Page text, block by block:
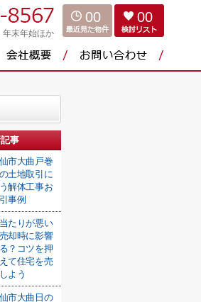
年末年始ほか
00 00
事
市大曲戸巻
土地取引に
解体工事お
事例
たりが悪い
却時に影響
？コツを押
て住宅を売
よう
市大曲日の